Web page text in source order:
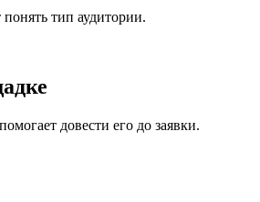
тип аудитории.
довести его до заявки.